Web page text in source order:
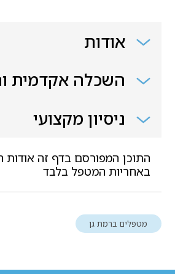
אודות
השכלה אקדמית
ניסיון מקצועי
התוכן המפורסם בדף זה אודות
באחריות המטפל בלבד
מטפלים ברמת גן